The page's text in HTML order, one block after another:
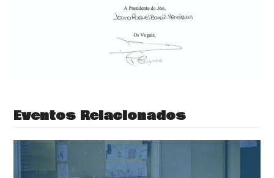
Eventos Relacionados